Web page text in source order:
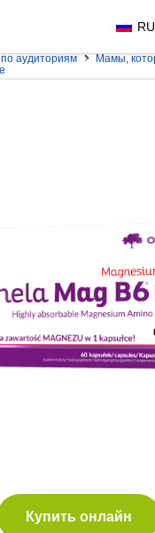
RU
аудиториям
Мамы,
Купить онлайн